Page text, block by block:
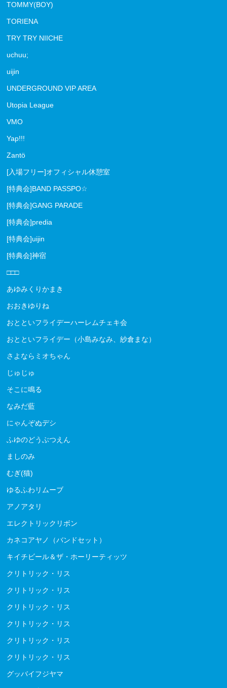
TOMMY(BOY)
TORIENA
TRY TRY NIICHE
uchuu;
uijin
UNDERGROUND VIP AREA
Utopia League
VMO
Yap!!!
Zantö
[入場フリー]オフィシャル休憩室
[特典会]BAND PASSPO☆
[特典会]GANG PARADE
[特典会]predia
[特典会]uijin
[特典会]神宿
□□□
あゆみくりかまき
おおきゆりね
おとといフライデーハーレムチェキ会
おとといフライデー（小島みなみ、紗倉まな）
さよならミオちゃん
じゅじゅ
そこに鳴る
なみだ藍
にゃんぞぬデシ
ふゆのどうぶつえん
ましのみ
むぎ(猫)
ゆるふわリムーブ
アノアタリ
エレクトリックリボン
カネコアヤノ（バンドセット）
キイチビール＆ザ・ホーリーティッツ
クリトリック・リス
クリトリック・リス
クリトリック・リス
クリトリック・リス
クリトリック・リス
クリトリック・リス
グッバイフジヤマ